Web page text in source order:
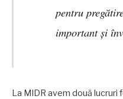
pentru
important și
La MIDR avem două